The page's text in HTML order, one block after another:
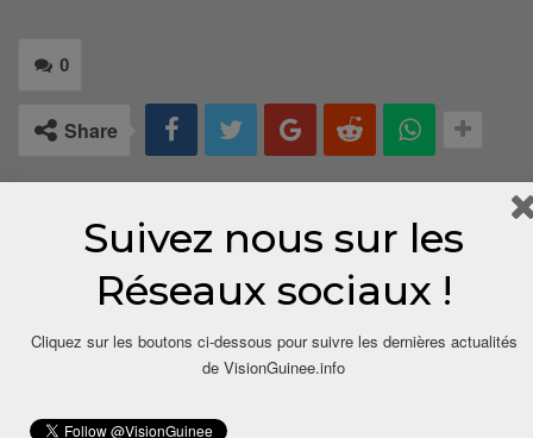
0
Share
LAISSER UN COMMENTAIRE
Votre adresse email ne sera pas publiée.
Suivez nous sur les
Réseaux sociaux !
Cliquez sur les boutons ci-dessous pour suivre les dernières actualités
de VisionGuinee.info